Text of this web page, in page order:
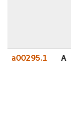
a00295.1 A